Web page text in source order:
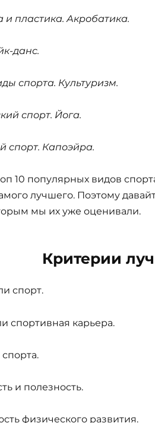
и пластика. Акробатика.
данс.
спорта. Культуризм.
спорт. Йога.
спорт. Капоэйра.
10 популярных видов
лучшего. Поэтому
мы их уже оценивали.
Критерии
спорт.
спортивная карьера.
и полезность.
физического развития.